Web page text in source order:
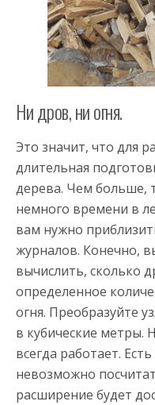
Ни дров, ни огня.
Это значит, что для
длительная
дерева. Чем больше,
немного времени в
вам нужно
журналов. Конечно,
вычислить, сколько
определенное
огня. Преобразуйте
в кубические метры.
всегда работает.
невозможно
расширение будет